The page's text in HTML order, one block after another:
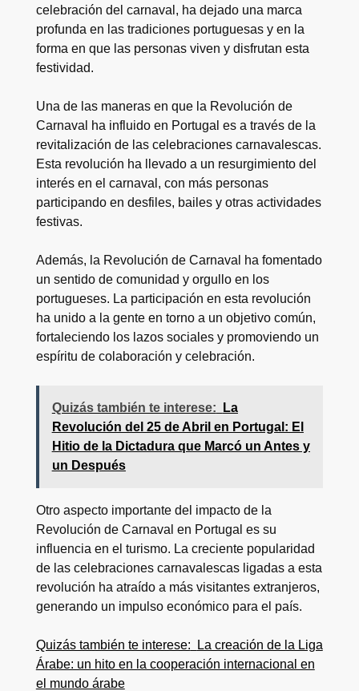
celebración del carnaval, ha dejado una marca
profunda en las tradiciones portuguesas y en la
forma en que las personas viven y disfrutan esta
festividad.
Una de las maneras en que la Revolución de
Carnaval ha influido en Portugal es a través de la
revitalización de las celebraciones carnavalescas.
Esta revolución ha llevado a un resurgimiento del
interés en el carnaval, con más personas
participando en desfiles, bailes y otras actividades
festivas.
Además, la Revolución de Carnaval ha fomentado
un sentido de comunidad y orgullo en los
portugueses. La participación en esta revolución
ha unido a la gente en torno a un objetivo común,
fortaleciendo los lazos sociales y promoviendo un
espíritu de colaboración y celebración.
Quizás también te interese:
La
Revolución del 25 de Abril en Portugal: El
Hitio de la Dictadura que Marcó un Antes y
un Después
Otro aspecto importante del impacto de la
Revolución de Carnaval en Portugal es su
influencia en el turismo. La creciente popularidad
de las celebraciones carnavalescas ligadas a esta
revolución ha atraído a más visitantes extranjeros,
generando un impulso económico para el país.
Quizás también te interese:
La creación de la Liga
Árabe: un hito en la cooperación internacional en
el mundo árabe